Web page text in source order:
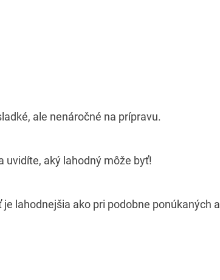
ale nenáročné na prípravu.
uvidíte, aký lahodný môže byť!
lahodnejšia ako pri podobne ponúkaných a